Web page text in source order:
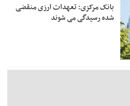
بانک مرکزی: تعهدات ارزی منقضی
شده رسیدگی می شوند